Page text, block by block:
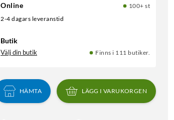
Online
100+ st
2-4 dagars leveranstid
Butik
Välj din butik Finns i 111 butiker.
HÄMTA LÄGG I VARUKORGEN